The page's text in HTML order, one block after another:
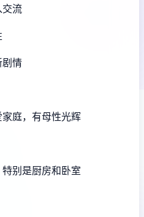
交流
剧情
庭，有母性光辉
别是厨房和卧室